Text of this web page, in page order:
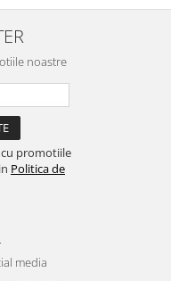
noastre
promotiile
Politica de
media